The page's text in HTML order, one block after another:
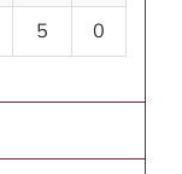
5 0